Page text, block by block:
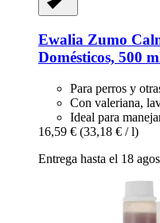
Ewalia Zumo
Domésticos, 500
Para perros y
Con valeriana,
Ideal para
16,59 € (33,18 € / l)
Entrega hasta el 18